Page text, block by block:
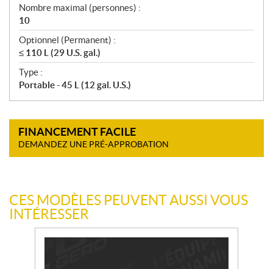
Nombre maximal (personnes) :
10
Optionnel (Permanent) :
≤ 110 L (29 U.S. gal.)
Type :
Portable - 45 L (12 gal. U.S.)
FINANCEMENT FACILE
DEMANDEZ UNE PRÉ-APPROBATION
CES MODÈLES PEUVENT AUSSI VOUS
INTÉRESSER